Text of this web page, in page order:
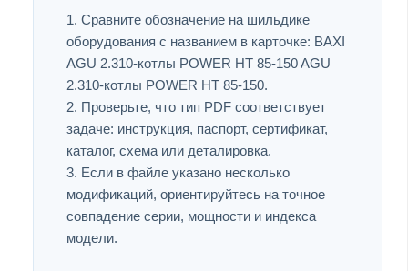
Сравните обозначение на шильдике
оборудования с названием в карточке: BAXI
AGU 2.310-котлы POWER HT 85-150 AGU
2.310-котлы POWER HT 85-150.
Проверьте, что тип PDF соответствует
задаче: инструкция, паспорт, сертификат,
каталог, схема или деталировка.
Если в файле указано несколько
модификаций, ориентируйтесь на точное
совпадение серии, мощности и индекса
модели.